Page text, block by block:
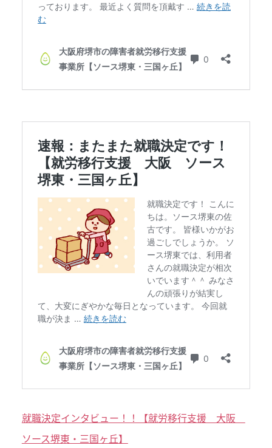
就職決定インタビュー！！【就労移行支援 大阪
ソース堺東・三国ヶ丘】